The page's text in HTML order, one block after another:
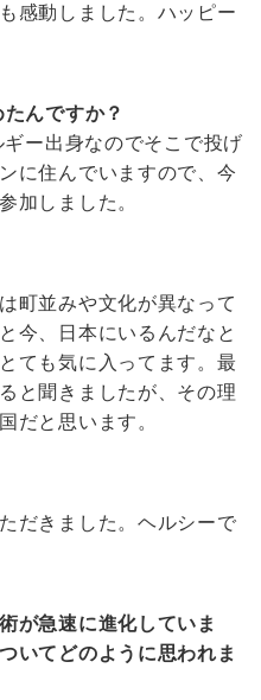
感動しました。ハッピー
んですか？
ー出身なのでそこで投げ
に住んでいますので、今
加しました。
町並みや文化が異なって
今、日本にいるんだなと
ても気に入ってます。最
と聞きましたが、その理
だと思います。
だきました。ヘルシーで
が急速に進化していま
いてどのように思われま